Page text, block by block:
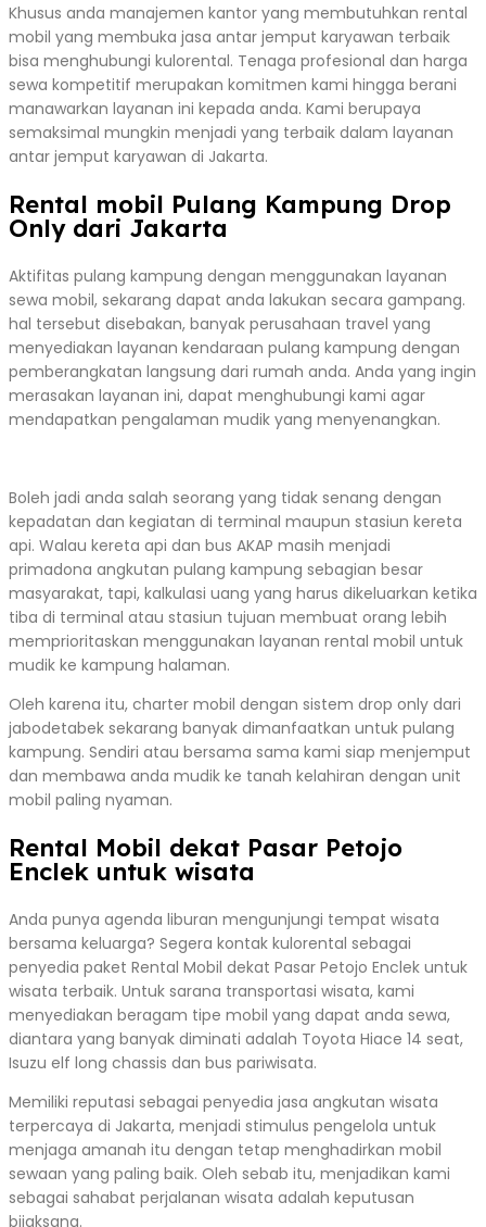
Khusus anda manajemen kantor yang membutuhkan rental
mobil yang membuka jasa antar jemput karyawan terbaik
bisa menghubungi kulorental. Tenaga profesional dan harga
sewa kompetitif merupakan komitmen kami hingga berani
manawarkan layanan ini kepada anda. Kami berupaya
semaksimal mungkin menjadi yang terbaik dalam layanan
antar jemput karyawan di Jakarta.
Rental mobil Pulang Kampung Drop
Only dari Jakarta
Aktifitas pulang kampung dengan menggunakan layanan
sewa mobil, sekarang dapat anda lakukan secara gampang.
hal tersebut disebakan, banyak perusahaan travel yang
menyediakan layanan kendaraan pulang kampung dengan
pemberangkatan langsung dari rumah anda. Anda yang ingin
merasakan layanan ini, dapat menghubungi kami agar
mendapatkan pengalaman mudik yang menyenangkan.
Boleh jadi anda salah seorang yang tidak senang dengan
kepadatan dan kegiatan di terminal maupun stasiun kereta
api. Walau kereta api dan bus AKAP masih menjadi
primadona angkutan pulang kampung sebagian besar
masyarakat, tapi, kalkulasi uang yang harus dikeluarkan ketika
tiba di terminal atau stasiun tujuan membuat orang lebih
memprioritaskan menggunakan layanan rental mobil untuk
mudik ke kampung halaman.
Oleh karena itu, charter mobil dengan sistem drop only dari
jabodetabek sekarang banyak dimanfaatkan untuk pulang
kampung. Sendiri atau bersama sama kami siap menjemput
dan membawa anda mudik ke tanah kelahiran dengan unit
mobil paling nyaman.
Rental Mobil dekat Pasar Petojo
Enclek untuk wisata
Anda punya agenda liburan mengunjungi tempat wisata
bersama keluarga? Segera kontak kulorental sebagai
penyedia paket Rental Mobil dekat Pasar Petojo Enclek untuk
wisata terbaik. Untuk sarana transportasi wisata, kami
menyediakan beragam tipe mobil yang dapat anda sewa,
diantara yang banyak diminati adalah Toyota Hiace 14 seat,
Isuzu elf long chassis dan bus pariwisata.
Memiliki reputasi sebagai penyedia jasa angkutan wisata
terpercaya di Jakarta, menjadi stimulus pengelola untuk
menjaga amanah itu dengan tetap menghadirkan mobil
sewaan yang paling baik. Oleh sebab itu, menjadikan kami
sebagai sahabat perjalanan wisata adalah keputusan
bijaksana.